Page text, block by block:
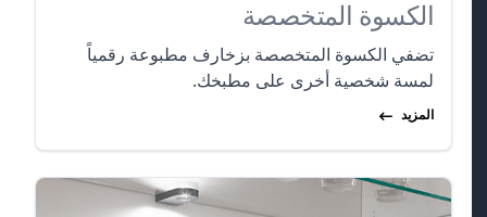
الكسوة المتخصصة
تضفي الكسوة المتخصصة بزخارف مطبوعة رقمياً
لمسة شخصية أخرى على مطبخك.
المزيد